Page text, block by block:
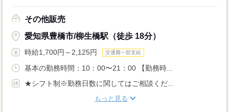
その他販売
愛知県豊橋市/柳生橋駅（徒歩 18分）
時給1,700円～2,125円 交通費一部支給
基本の勤務時間：10：00〜21：00 【勤務時...
★シフト制※勤務日数に関してはご相談くだ...
もっと見る